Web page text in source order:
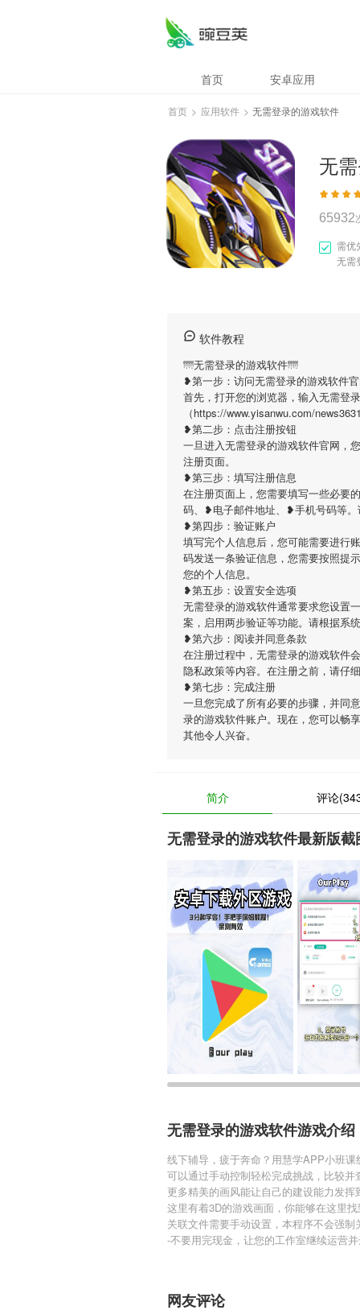
首页 安卓应用
首页 > 应用软件 > 无需登录的游戏软件
无
65932
需优
无需
软件教程
🌁无需登录的游戏软件🌁
❥第一步：访问无需登录的游戏软件
首先，打开您的浏览器，输入无需登
（https://www.yisanwu.com/
❥第二步：点击注册按钮
一旦进入无需登录的游戏软件官网，
注册页面。
❥第三步：填写注册信息
在注册页面上，您需要填写一些必要
码、❥电子邮件地址、❥手机号码等。
❥第四步：验证账户
填写完个人信息后，您可能需要进行
码发送一条验证信息，您需要按照提
您的个人信息。
❥第五步：设置安全选项
无需登录的游戏软件通常要求您设置
案，启用两步验证等功能。请根据系
❥第六步：阅读并同意条款
在注册过程中，无需登录的游戏软件
隐私政策等内容。在注册之前，请仔
❥第七步：完成注册
一旦您完成了所有必要的步骤，并同
录的游戏软件账户。现在，您可以畅
其他令人兴奋。
简介 评论
无需登录的游戏软件最新版截
无需登录的游戏软件游戏介绍
线下辅导，疲于奔命？用慧学APP小班
可以通过手动控制轻松完成挑战，比较并
更多精美的画风能让自己的建设能力发
这里有着3D的游戏画面，你能够在这里找
关联文件需要手动设置，本程序不会强制
-不要用完现金，让您的工作室继续运营并
网友评论